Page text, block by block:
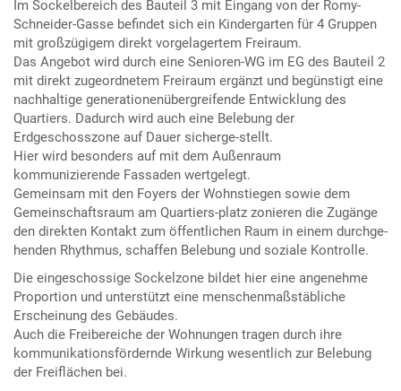
Im Sockelbereich des Bauteil 3 mit Eingang von der Romy-
Schneider-Gasse befindet sich ein Kindergarten für 4 Gruppen
mit großzügigem direkt vorgelagertem Freiraum.
Das Angebot wird durch eine Senioren-WG im EG des Bauteil 2
mit direkt zugeordnetem Freiraum ergänzt und begünstigt eine
nachhaltige generationenübergreifende Entwicklung des
Quartiers. Dadurch wird auch eine Belebung der
Erdgeschosszone auf Dauer sicherge-stellt.
Hier wird besonders auf mit dem Außenraum
kommunizierende Fassaden wertgelegt.
Gemeinsam mit den Foyers der Wohnstiegen sowie dem
Gemeinschaftsraum am Quartiers-platz zonieren die Zugänge
den direkten Kontakt zum öffentlichen Raum in einem durchge-
henden Rhythmus, schaffen Belebung und soziale Kontrolle.
Die eingeschossige Sockelzone bildet hier eine angenehme
Proportion und unterstützt eine menschenmaßstäbliche
Erscheinung des Gebäudes.
Auch die Freibereiche der Wohnungen tragen durch ihre
kommunikationsfördernde Wirkung wesentlich zur Belebung
der Freiflächen bei.